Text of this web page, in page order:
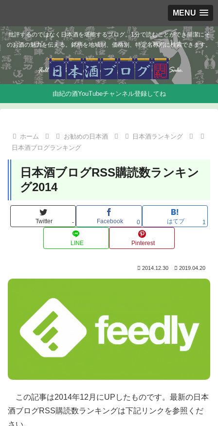
MENU
批評するのではなく日本酒を堪能するブログ。1分で読むことができ簡潔にそ
のお酒の魅力を伝える。銘柄を地域別、価格別、特定名称別に検索できます。
由紀の酒YouTubeチャンネル登録してね
ホーム お勧めの日本酒
日本酒ランキング
日本酒ブログランキング
日本酒ブログRSS購読数ランキン
グ2014
Twitter - Facebook 0 はてブ 1
LINE Pinterest
2014.12.30 2019.04.20
この記事は2014年12月にUPしたものです。最新の日本
酒ブログRSS購読数ランキングは下記リンクを参照くだ